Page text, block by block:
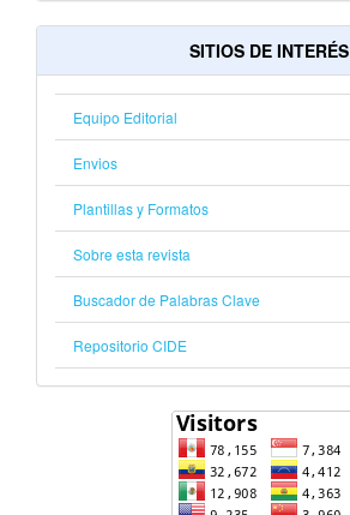
SITIOS DE INTERÉS
Equipo Editorial
Envios
Plantillas y Formatos
Sobre esta revista
Buscador de Palabras Clave
Repositorio CIDE